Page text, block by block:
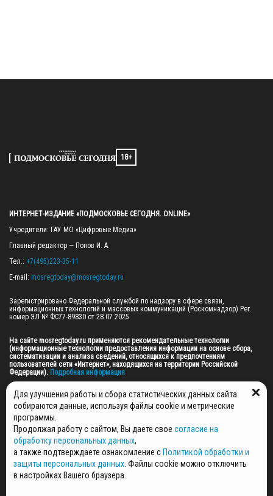
18+
ИНТЕРНЕТ-ИЗДАНИЕ «ПОДМОСКОВЬЕ СЕГОДНЯ. ONLINE»
Учредители: ГАУ МО «Цифровые Медиа»
Главный редактор — Попов И. А.
Тел.: +7(495)223-35-11
E-mail: mosregtoday@mosregtoday.ru
Зарегистрировано Федеральной службой по надзору в сфере связи,
информационных технологий и массовых коммуникаций (Роскомнадзор) Рег.
номер ЭЛ № ФС77-89830 от 28.07.2025
На сайте mosregtoday.ru применяются рекомендательные технологии
(информационные технологии предоставления информации на основе сбора,
систематизации и анализа сведений, относящихся к предпочтениям
пользователей сети «Интернет», находящихся на территории Российской
Федерации). Подробная информация
© 2026 ПРАВА НА ВСЕ МАТЕРИАЛЫ САЙТА ПРИНАДЛЕЖАТ ГАУ МО "ЦИФРОВЫЕ
МЕДИА" (ОГРН: 1255000059467).
ПОЛИТИКА ОБРАБОТКИ И ЗАЩИТЫ ПЕРСОНАЛЬНЫХ ДАННЫХ
НОВОСТИ
ГАЗЕТЫ
РЕКЛАМОДАТЕЛЯМ
Для улучшения работы и сбора статистических данных сайта
собираются данные, используя файлы cookie и метрические
программы.
Продолжая работу с сайтом, Вы даете свое согласие на
обработку персональных данных,
а также подтверждаете ознакомление с Политикой обработки и
защиты персональных данных . Файлы cookie можно отключить
в настройках Вашего браузера.